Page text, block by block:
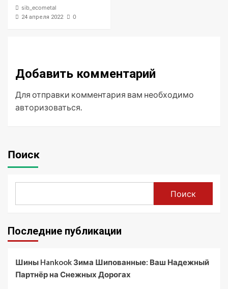
sib_ecometal
24 апреля 2022 0
Добавить комментарий
Для отправки комментария вам необходимо
авторизоваться.
Поиск
Поиск
Последние публикации
Шины Hankook Зима Шипованные: Ваш Надежный
Партнёр на Снежных Дорогах